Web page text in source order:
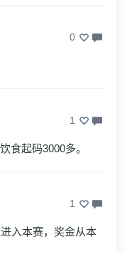
0
1
食起码3000多。
1
入本赛，奖金从本